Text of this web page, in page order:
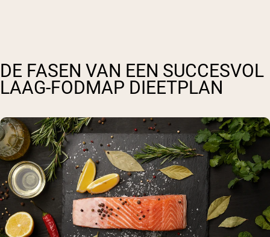
DE FASEN VAN EEN SUCCESVOL
LAAG-FODMAP DIEETPLAN